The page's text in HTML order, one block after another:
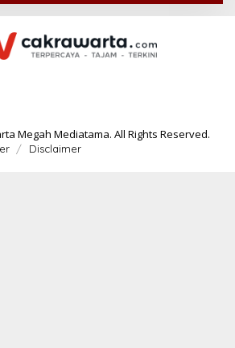
Megah Mediatama. All Rights Reserved.
Disclaimer